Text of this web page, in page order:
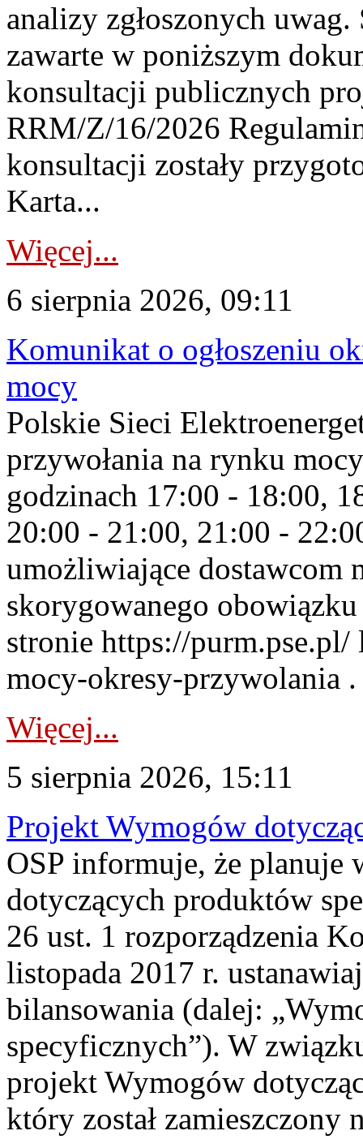
analizy zgłoszonych
zawarte w poniższym
konsultacji publicznych
RRM/Z/16/2026
konsultacji zostały
Karta...
Więcej...
6 sierpnia 2026, 09:11
Komunikat o ogłoszeniu
mocy
Polskie Sieci
przywołania na rynku
godzinach 17:00 - 18:00,
20:00 - 21:00, 21:00 -
umożliwiające dostawcom
skorygowanego
stronie https://
mocy-okresy-przywolania
Więcej...
5 sierpnia 2026, 15:11
Projekt Wymogów
OSP informuje, że planuje
dotyczących produktów
26 ust. 1 rozporządzenia
listopada 2017 r.
bilansowania (dalej:
specyficznych”). W
projekt Wymogów
który został zamieszczony